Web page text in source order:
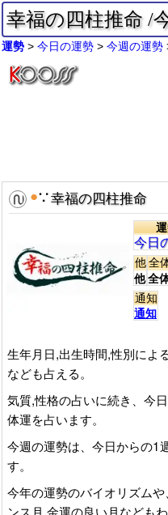
幸福の四柱推命 /
運勢 今日の運勢 今週の運勢
●∵幸福の四柱推命
今日
他
他
全
全
通知
通知
生年月日,出生時間,性別によ
なども占える。
気質,性格の占いに続き、今
体運を占います。
今週の運勢は、今日からの1
す。
今年の運勢のバイオリズム
ンス月,金運の良い月などもわ